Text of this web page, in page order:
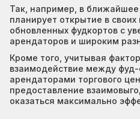
Так, например, в ближайшее
планирует открытие в своих
обновленных фудкортов с
арендаторов и широким
Кроме того, учитывая
взаимодействие между
арендаторами торгового
предоставление
оказаться максимально